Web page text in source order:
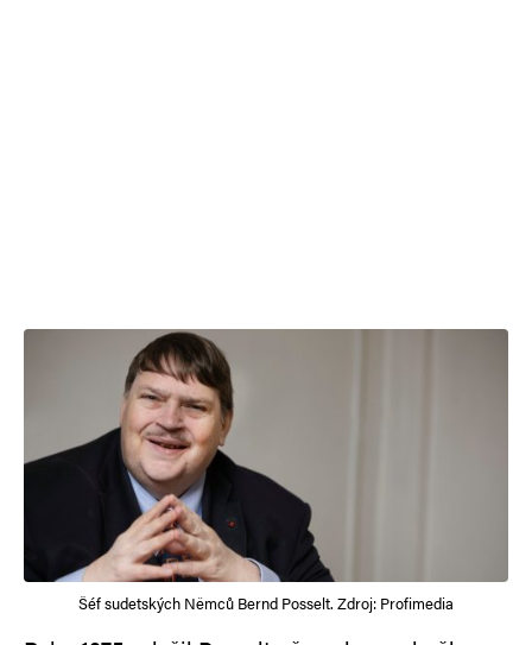
Šéf sudetských Němců Bernd Posselt. Zdroj: Profimedia